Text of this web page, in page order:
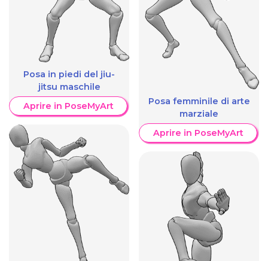
Posa in piedi del jiu-
jitsu maschile
Aprire in PoseMyArt
Posa femminile di arte
marziale
Aprire in PoseMyArt